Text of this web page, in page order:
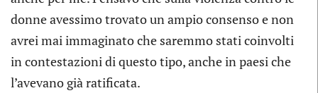
donne avessimo trovato un ampio consenso e non
avrei mai immaginato che saremmo stati coinvolti
in contestazioni di questo tipo, anche in paesi che
l’avevano già ratificata.